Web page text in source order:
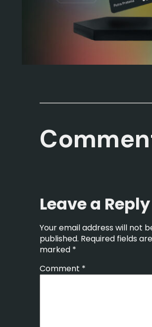
Leave a Reply
Your email address will not
published. Required fields are
marked *
Comment *